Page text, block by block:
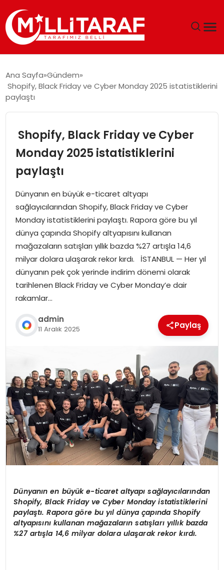
ÖZEL SAYFALAR
EKONOMI
SPOR
SIYASET
MAGAZIN
Ana Sayfa Gündem
Shopify, Black Friday ve Cyber Monday 2025 istatistiklerini
paylaştı
Shopify, Black Friday ve Cyber
Monday 2025 istatistiklerini
paylaştı
Dünyanın en büyük e-ticaret altyapı
sağlayıcılarından Shopify, Black Friday ve Cyber
Monday istatistiklerini paylaştı. Rapora göre bu yıl
dünya çapında Shopify altyapısını kullanan
mağazaların satışları yıllık bazda %27 artışla 14,6
milyar dolara ulaşarak rekor kırdı. İSTANBUL — Her yıl
dünyanın pek çok yerinde indirim dönemi olarak
tarihlenen Black Friday ve Cyber Monday’e dair
rakamlar…
admin
11 Aralık 2025 Paylaş
Dünyanın en büyük e-ticaret altyapısağlayıcılarından
Shopify, Black Friday ve Cyber Monday istatistiklerini
paylaştı. Rapora göre bu yıl dünyaçapında Shopify
altyapısını kullanan mağazaların satışları yıllık bazda
%27 artışla 14,6 milyar dolara ulaşarak rekor kırdı.